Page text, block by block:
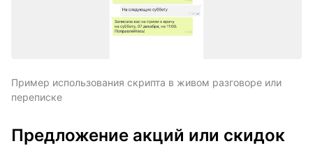
Пример использования скрипта в живом разговоре или
переписке
Предложение акций или скидок